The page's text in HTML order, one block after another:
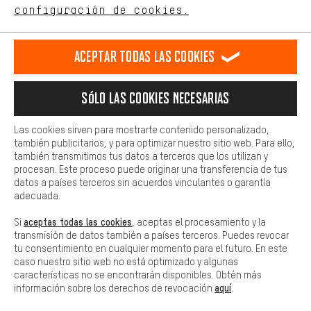
español
ES english
EN Deutsch
DE
RESCINDIR EL CONTRATO Comunidad de Aquisgrán Programa de afiliados
Aviso Legal Protección de datos Condiciones Generales
Plataforma de reportes Reciclaje de baterias
Configuración de las cookies Ajusta el contraste
Todos los precios indicados son en euros e sin MwSt, más
gastos de envío aEstados Unidos.
configuración de cookies.
comportamiento de compra.
Más confort
cookies de comodidad, creamos enlaces a plataformas de redes
sociales. Esto nos permite proporcionarle más contenido e
adicionales que le ayudarán a encontrar los productos adecuados.
preguntas de forma rápida y sencilla.
Básica
Las cookies básicas aseguran que puedas usar nuestro sitio web.
Aceptar todas las cookies
Sólo las cookies necesarias
Las cookies sirven para mostrarte contenido personalizado,
también publicitarios, y para optimizar nuestro sitio web. Para ello,
también transmitimos tus datos a terceros que los utilizan y
procesan. Este proceso puede originar una transferencia de tus
datos a países terceros sin acuerdos vinculantes o garantía
adecuada.
Si aceptas todas las cookies , aceptas el procesamiento y la
transmisión de datos también a países terceros. Puedes revocar
tu consentimiento en cualquier momento para el futuro. En este
caso nuestro sitio web no está optimizado y algunas
características no se encontrarán disponibles. Obtén más
información sobre los derechos de revocación aquí.